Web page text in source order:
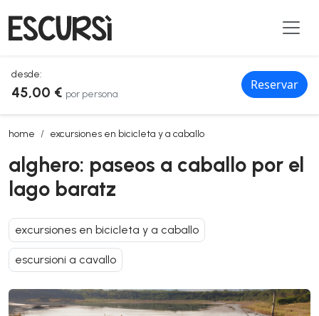
desde:
45,00 € por persona
Reservar
home excursiones en bicicleta y a caballo
alghero: paseos a caballo por el lago baratz
alghero: paseos a caballo por el
lago baratz
excursiones en bicicleta y a caballo
escursioni a cavallo